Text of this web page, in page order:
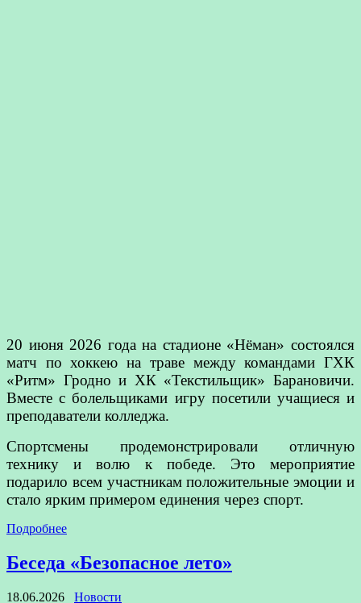
20 июня 2026 года на стадионе «Нёман» состоялся
матч по хоккею на траве между командами ГХК
«Ритм» Гродно и ХК «Текстильщик» Барановичи.
Вместе с болельщиками игру посетили учащиеся и
преподаватели колледжа.
Спортсмены продемонстрировали отличную
технику и волю к победе. Это мероприятие
подарило всем участникам положительные эмоции и
стало ярким примером единения через спорт.
Подробнее
Беседа «Безопасное лето»
18.06.2026 Новости